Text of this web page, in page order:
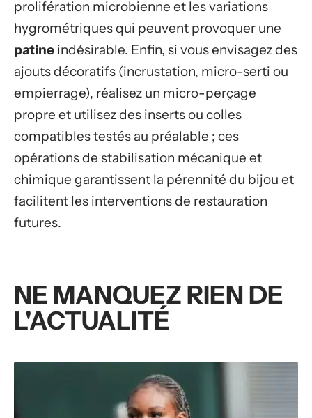
prolifération microbienne et les variations
hygrométriques qui peuvent provoquer une
patine indésirable. Enfin, si vous envisagez des
ajouts décoratifs (incrustation, micro-serti ou
empierrage), réalisez un micro-perçage
propre et utilisez des inserts ou colles
compatibles testés au préalable ; ces
opérations de stabilisation mécanique et
chimique garantissent la pérennité du bijou et
facilitent les interventions de restauration
futures.
NE MANQUEZ RIEN DE
L'ACTUALITÉ